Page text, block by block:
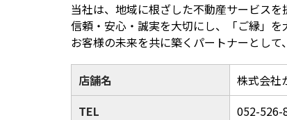
当社は、地域に根ざした不動産サービス
信頼・安心・誠実を大切にし、「ご縁」を
お客様の未来を共に築くパートナーとして
店舗名
株式会社
TEL
052-526-